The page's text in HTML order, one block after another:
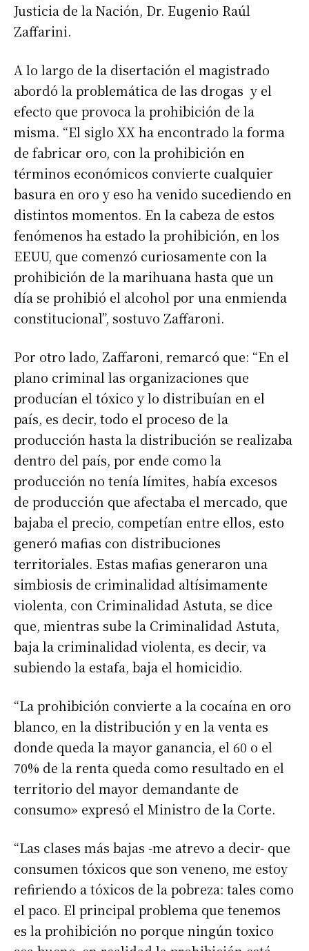
Suscribirme gratis
Dirección de correo electrónico*
Justicia de la Nación, Dr. Eugenio Raúl
Zaffarini.
A lo largo de la disertación el magistrado
abordó la problemática de las drogas y el
efecto que provoca la prohibición de la
misma. “El siglo XX ha encontrado la forma
de fabricar oro, con la prohibición en
términos económicos convierte cualquier
basura en oro y eso ha venido sucediendo en
distintos momentos. En la cabeza de estos
fenómenos ha estado la prohibición, en los
EEUU, que comenzó curiosamente con la
prohibición de la marihuana hasta que un
día se prohibió el alcohol por una enmienda
constitucional”, sostuvo Zaffaroni.
Por otro lado, Zaffaroni, remarcó que: “En el
plano criminal las organizaciones que
producían el tóxico y lo distribuían en el
país, es decir, todo el proceso de la
producción hasta la distribución se realizaba
dentro del país, por ende como la
producción no tenía límites, había excesos
de producción que afectaba el mercado, que
bajaba el precio, competían entre ellos, esto
generó mafias con distribuciones
territoriales. Estas mafias generaron una
simbiosis de criminalidad altísimamente
violenta, con Criminalidad Astuta, se dice
que, mientras sube la Criminalidad Astuta,
baja la criminalidad violenta, es decir, va
subiendo la estafa, baja el homicidio.
“La prohibición convierte a la cocaína en oro
blanco, en la distribución y en la venta es
donde queda la mayor ganancia, el 60 o el
70% de la renta queda como resultado en el
territorio del mayor demandante de
consumo» expresó el Ministro de la Corte.
“Las clases más bajas -me atrevo a decir- que
consumen tóxicos que son veneno, me estoy
refiriendo a tóxicos de la pobreza: tales como
el paco. El principal problema que tenemos
es la prohibición no porque ningún toxico